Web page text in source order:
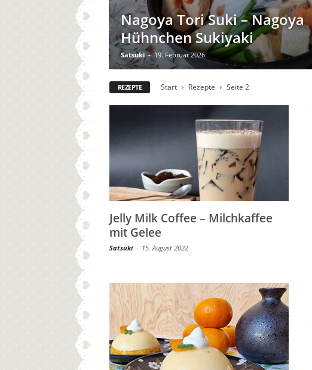
Nagoya Tori Suki – Nagoya
Hühnchen Sukiyaki
Satsuki - 19. Februar 2026
REZEPTE Start Rezepte Seite 2
Jelly Milk Coffee – Milchkaffee
mit Gelee
Satsuki - 15. August 2022